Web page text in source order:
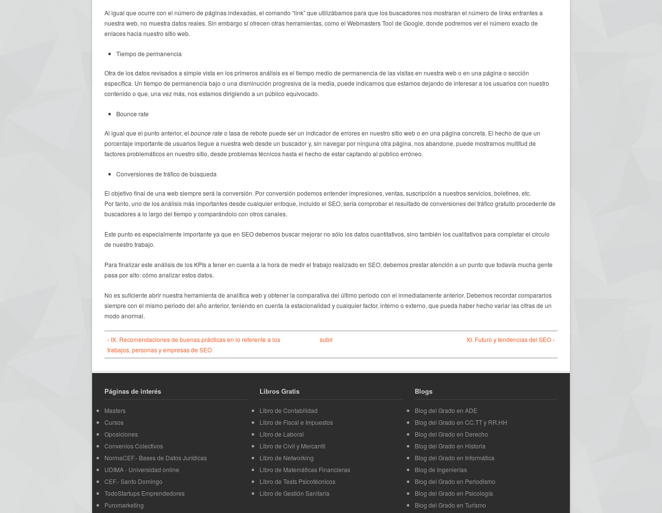
Al igual que ocurre con el número de páginas indexadas, el comando “link” que utilizábamos para que los buscadores nos mostraran el número de links entrantes a
nuestra web, no muestra datos reales. Sin embargo sí ofrecen otras herramientas, como el Webmasters Tool de Google, donde podremos ver el número exacto de
enlaces hacia nuestro sitio web.
Tiempo de permanencia
Otra de los datos revisados a simple vista en los primeros análisis es el tiempo medio de permanencia de las visitas en nuestra web o en una página o sección
específica. Un tiempo de permanencia bajo o una disminución progresiva de la media, puede indicarnos que estamos dejando de interesar a los usuarios con nuestro
contenido o que, una vez más, nos estamos dirigiendo a un público equivocado.
Bounce rate
Al igual que el punto anterior, el bounce rateo tasa de rebote puede ser un indicador de errores en nuestro sitio web o en una página concreta. El hecho de que un
porcentaje importante de usuarios llegue a nuestra web desde un buscador y, sin navegar por ninguna otra página, nos abandone, puede mostrarnos multitud de
factores problemáticos en nuestro sitio, desde problemas técnicos hasta el hecho de estar captando al público erróneo.
Conversiones de tráfico de búsqueda
El objetivo final de una web siempre será la conversión. Por conversión podemos entender impresiones, ventas, suscripción a nuestros servicios, boletines, etc.
Por tanto, uno de los análisis más importantes desde cualquier enfoque, incluido el SEO, sería comprobar el resultado de conversiones del tráfico gratuito procedente de
buscadores a lo largo del tiempo y comparándolo con otros canales.
Este punto es especialmente importante ya que en SEO debemos buscar mejorar no sólo los datos cuantitativos, sino también los cualitativos para completar el círculo
de nuestro trabajo.
Para finalizar este análisis de los KPIs a tener en cuenta a la hora de medir el trabajo realizado en SEO, debemos prestar atención a un punto que todavía mucha gente
pasa por alto: cómo analizar estos datos.
No es suficiente abrir nuestra herramienta de analítica web y obtener la comparativa del último periodo con el inmediatamente anterior. Debemos recordar compararlos
siempre con el mismo periodo del año anterior, teniendo en cuenta la estacionalidad y cualquier factor, interno o externo, que pueda haber hecho variar las cifras de un
modo anormal.
‹ IX. Recomendaciones de buenas prácticas en lo referente a los
trabajos, personas y empresas de SEO
subir XI. Futuro y tendencias del SEO ›
Páginas de interés
Masters
Cursos
Oposiciones
Convenios Colectivos
NormaCEF.- Bases de Datos Jurídicas
UDIMA - Universidad online
CEF.- Santo Domingo
TodoStartups Emprendedores
Puromarketing
Libros Gratis
Libro de Contabilidad
Libro de Fiscal e Impuestos
Libro de Laboral
Libro de Civil y Mercantil
Libro de Networking
Libro de Matemáticas Financieras
Libro de Tests Psicotécnicos
Libro de Gestión Sanitaria
Blogs
Blog del Grado en ADE
Blog del Grado en CC.TT y RR.HH
Blog del Grado en Derecho
Blog del Grado en Historia
Blog del Grado en Informática
Blog de Ingenierías
Blog del Grado en Periodismo
Blog del Grado en Psicología
Blog del Grado en Turismo